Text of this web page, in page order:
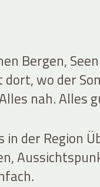
Bergen,
wo der
nah. Alles
der Region